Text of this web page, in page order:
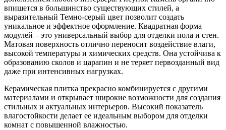
впишется в большинство существующих стилей, а
выразительный Темно-серый цвет позволит создать
уникальное и эффектное оформление. Квадратная форма
модулей – это универсальный выбор для отделки пола и стен.
Матовая поверхность отлично переносит воздействие влаги,
высокой температуры и химических средств. Она устойчива к
образованию сколов и царапин и не теряет первозданный вид
даже при интенсивных нагрузках.
Керамическая плитка прекрасно комбинируется с другими
материалами и открывает широкие возможности для создания
стильных и актуальных интерьеров. Высокий показатель
влагостойкости делает ее идеальным выбором для отделки
комнат с повышенной влажностью.